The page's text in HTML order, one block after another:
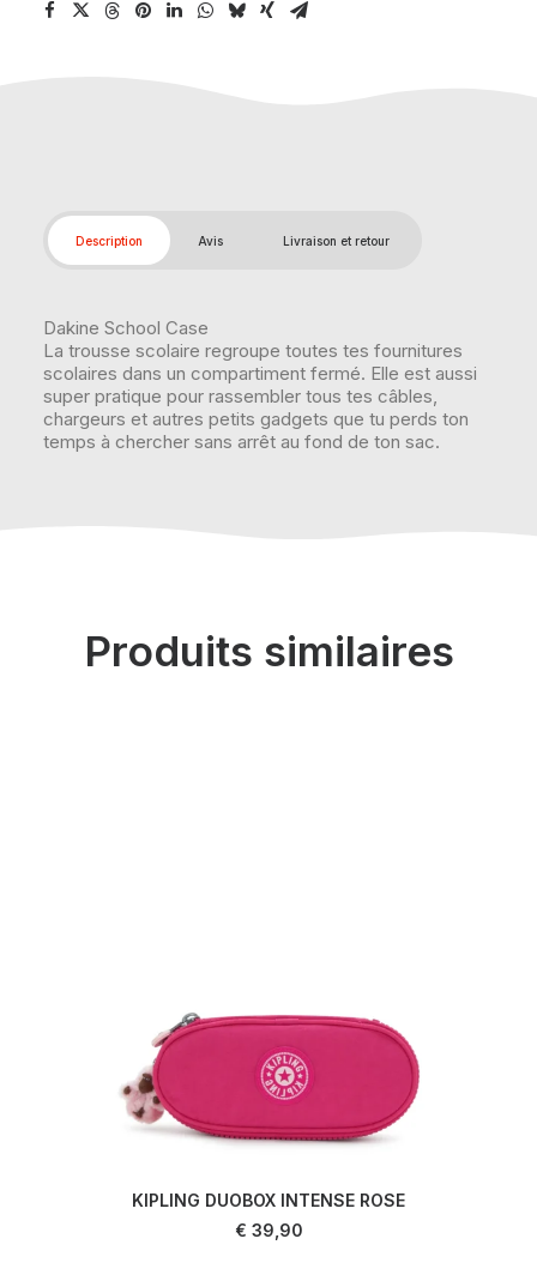
Description Avis Livraison et retour
Dakine School Case
La trousse scolaire regroupe toutes tes fournitures
scolaires dans un compartiment fermé. Elle est aussi
super pratique pour rassembler tous tes câbles,
chargeurs et autres petits gadgets que tu perds ton
temps à chercher sans arrêt au fond de ton sac.
Produits similaires
KIPLING DUOBOX INTENSE ROSE
€ 39,90